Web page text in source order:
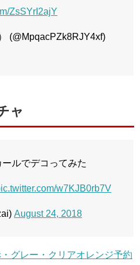
ZsSYrI2ajY
(@MpqacPZk8RJY4xf)
ャ
ルでデコってみた
w7KJB0rb7V
August 24, 2018
グレー・クリアオレンジ予約